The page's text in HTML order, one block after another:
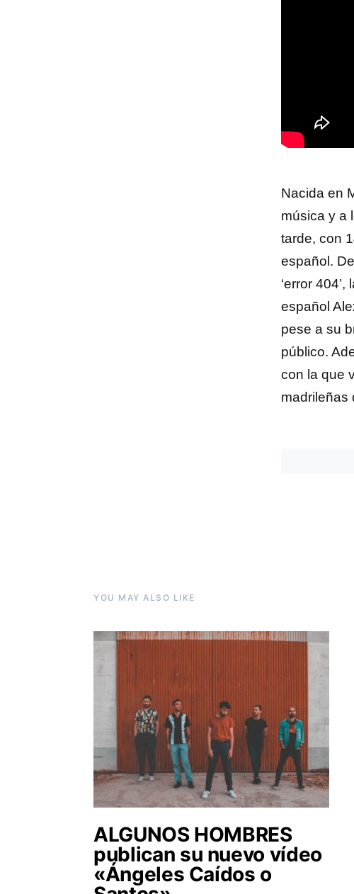
Nacida en
música y a
tarde, con
español.
‘error
español
pese a su
público.
con la que
madrileñas
YOU MAY ALSO LIKE
ALGUNOS HOMBRES
publican su nuevo vídeo
«Ángeles Caídos o